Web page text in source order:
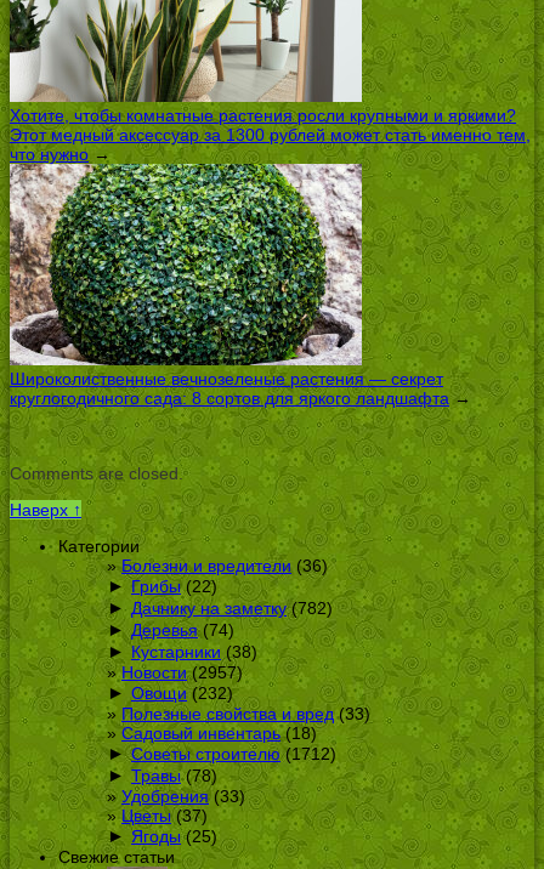
Хотите, чтобы комнатные растения росли крупными и яркими?
Этот медный аксессуар за 1300 рублей может стать именно тем,
что нужно →
Широколиственные вечнозеленые растения — секрет
круглогодичного сада: 8 сортов для яркого ландшафта→
Comments are closed.
Наверх ↑
Категории
Болезни и вредители (36)
► Грибы(22)
► Дачнику на заметку(782)
► Деревья(74)
► Кустарники (38)
Новости(2957)
► Овощи(232)
Полезные свойства и вред(33)
Садовый инвентарь(18)
► Советы строителю(1712)
► Травы(78)
Удобрения(33)
Цветы(37)
► Ягоды(25)
Свежие статьи